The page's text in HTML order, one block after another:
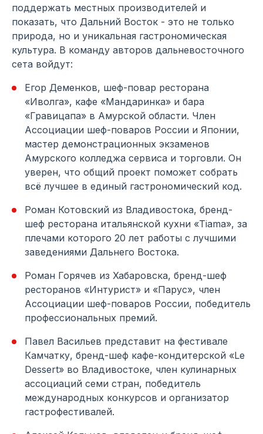
поддержать местных производителей и
показать, что Дальний Восток - это не только
природа, но и уникальная гастрономическая
культура. В команду авторов дальневосточного
сета войдут:
Егор Деменков, шеф-повар ресторана
«Иволга», кафе «Мандаринка» и бара
«Гравицапа» в Амурской области. Член
Ассоциации шеф-поваров России и Японии,
мастер демонстрационных экзаменов
Амурского колледжа сервиса и торговли. Он
уверен, что общий проект поможет собрать
всё лучшее в единый гастрономический код.
Роман Котовский из Владивостока, бренд-
шеф ресторана итальянской кухни «Tiama», за
плечами которого 20 лет работы с лучшими
заведениями Дальнего Востока.
Роман Горячев из Хабаровска, бренд-шеф
ресторанов «Интурист» и «Парус», член
Ассоциации шеф-поваров России, победитель
профессиональных премий.
Павел Васильев представит на фестивале
Камчатку, бренд-шеф кафе-кондитерской «Le
Dessert» во Владивостоке, член кулинарных
ассоциаций семи стран, победитель
международных конкурсов и организатор
гастрофестивалей.